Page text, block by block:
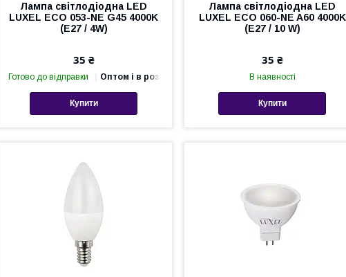
Лампа світлодіодна LED
LUXEL ECO 053-NE G45 4000K
(E27 / 4W)
35 ₴
Готово до відправки Оптом і в роздріб
Купити
Лампа світлодіодна LED
LUXEL ECO 060-NE A60 4000K
(E27 / 10 W)
35 ₴
В наявності
Купити